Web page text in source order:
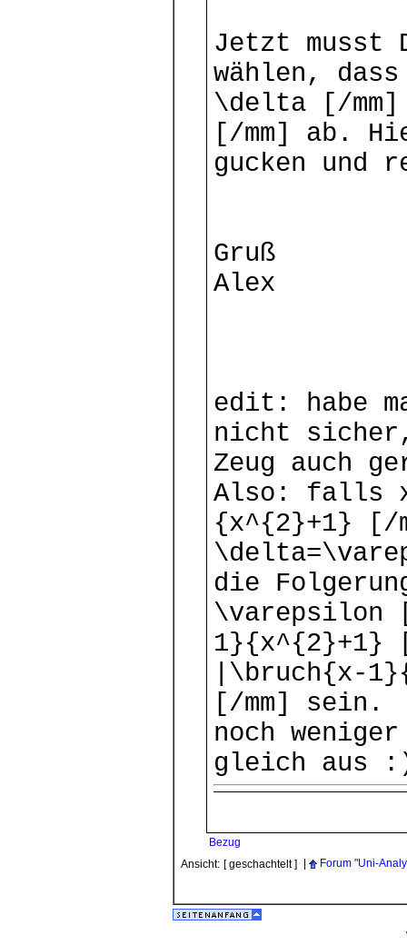
Jetzt musst
wählen,
\delta [/mm]
[/mm] ab.
gucken und
Gruß
Alex
edit: habe
nicht
Zeug auch
Also: falls
{x^{2}+1} [/
die
\varepsilon
1}{x^{2}+1}
|\bruch{x-
[/mm] sein.
noch
gleich aus
Bezug
Ansicht: [ geschachtelt ] Forum "Uni-